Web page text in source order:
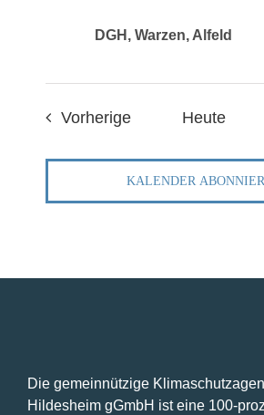
DGH, Warzen, Alfeld
VorherigeVeranstaltungen
Heute
KALENDER
Die gemeinnützige
Hildesheim gGmbH ist eine 100-